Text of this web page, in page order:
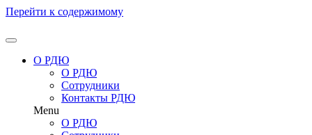
Перейти к содержимому
О РДЮ
О РДЮ
Сотрудники
Контакты РДЮ
Menu
О РДЮ